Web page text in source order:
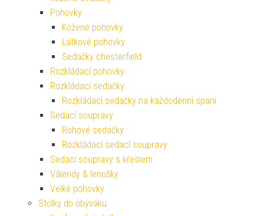
Pohovky
Kožené pohovky
Látkové pohovky
Sedačky chesterfield
Rozkládací pohovky
Rozkládací sedačky
Rozkládací sedačky na každodenní spaní
Sedací soupravy
Rohové sedačky
Rozkládací sedací soupravy
Sedací soupravy s křeslem
Válendy & lenošky
Velké pohovky
Stolky do obýváku